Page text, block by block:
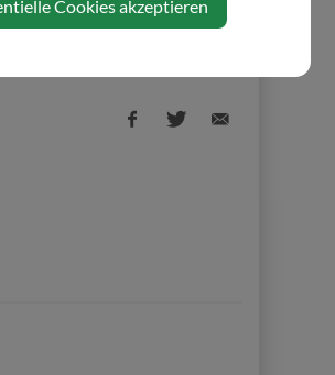
Cookies akzeptieren